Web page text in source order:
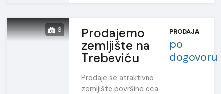
6 Prodajemo
zemljište na
Trebeviću
Prodaje se atraktivno
zemljište površine cca
PRODAJA
po
dogovoru